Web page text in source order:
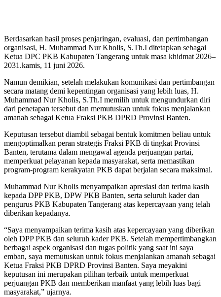
Berdasarkan hasil proses penjaringan, evaluasi, dan pertimbangan
organisasi, H. Muhammad Nur Kholis, S.Th.I ditetapkan sebagai
Ketua DPC PKB Kabupaten Tangerang untuk masa khidmat 2026–
2031.kamis, 11 juni 2026.
Namun demikian, setelah melakukan komunikasi dan pertimbangan
secara matang demi kepentingan organisasi yang lebih luas, H.
Muhammad Nur Kholis, S.Th.I memilih untuk mengundurkan diri
dari penetapan tersebut dan memutuskan untuk fokus menjalankan
amanah sebagai Ketua Fraksi PKB DPRD Provinsi Banten.
Keputusan tersebut diambil sebagai bentuk komitmen beliau untuk
mengoptimalkan peran strategis Fraksi PKB di tingkat Provinsi
Banten, terutama dalam mengawal agenda perjuangan partai,
memperkuat pelayanan kepada masyarakat, serta memastikan
program-program kerakyatan PKB dapat berjalan secara maksimal.
Muhammad Nur Kholis menyampaikan apresiasi dan terima kasih
kepada DPP PKB, DPW PKB Banten, serta seluruh kader dan
pengurus PKB Kabupaten Tangerang atas kepercayaan yang telah
diberikan kepadanya.
“Saya menyampaikan terima kasih atas kepercayaan yang diberikan
oleh DPP PKB dan seluruh kader PKB. Setelah mempertimbangkan
berbagai aspek organisasi dan tugas politik yang saat ini saya
emban, saya memutuskan untuk fokus menjalankan amanah sebagai
Ketua Fraksi PKB DPRD Provinsi Banten. Saya meyakini
keputusan ini merupakan pilihan terbaik untuk memperkuat
perjuangan PKB dan memberikan manfaat yang lebih luas bagi
masyarakat,” ujarnya.